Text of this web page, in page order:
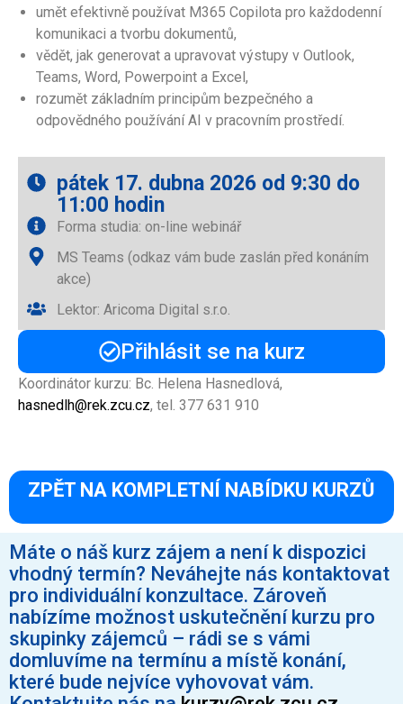
umět efektivně používat M365 Copilota pro každodenní
komunikaci a tvorbu dokumentů,
vědět, jak generovat a upravovat výstupy v Outlook,
Teams, Word, Powerpoint a Excel,
rozumět základním principům bezpečného a
odpovědného používání AI v pracovním prostředí.
pátek 17. dubna 2026 od 9:30 do
11:00 hodin
Forma studia: on-line webinář
MS Teams (odkaz vám bude zaslán před konáním
akce)
Lektor: Aricoma Digital s.r.o.
Přihlásit se na kurz
Koordinátor kurzu: Bc. Helena Hasnedlová,
hasnedlh@rek.zcu.cz, tel. 377 631 910
ZPĚT NA KOMPLETNÍ NABÍDKU KURZŮ
Máte o náš kurz zájem a není k dispozici
vhodný termín? Neváhejte nás kontaktovat
pro individuální konzultace. Zároveň
nabízíme možnost uskutečnění kurzu pro
skupinky zájemců – rádi se s vámi
domluvíme na termínu a místě konání,
které bude nejvíce vyhovovat vám.